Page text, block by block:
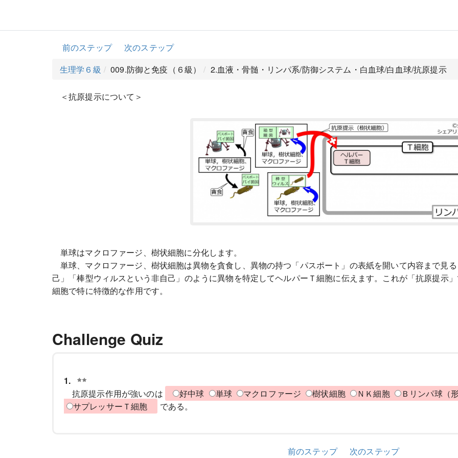
前のステップ
次のステップ
生理学６級
009.防御と免疫（６級） 2.血液・骨髄・リンパ系/防御システム・白血球/白血球/抗原提示
＜抗原提示について＞
単球はマクロファージ、樹状細胞に分化します。
単球、マクロファージ、樹状細胞は異物を貪食し、異物の持つ「パスポート」の表紙を開いて内容まで見
己」「棒型ウィルスという非自己」のように異物を特定してヘルパーＴ細胞に伝えます。これが「抗原提示
細胞で特に特徴的な作用です。
Challenge Quiz
1.
抗原提示作用が強いのは
好中球 単球 マクロファージ 樹状細胞 ＮＫ細胞
Ｂリンパ球（
サプレッサーＴ細胞
である。
前のステップ 次のステップ